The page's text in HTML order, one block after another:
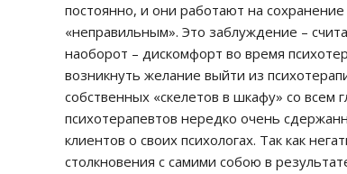
постоянно, и они работают на сохранение
«неправильным». Это заблуждение –
наоборот – дискомфорт во время
возникнуть желание выйти из
собственных «скелетов в шкафу» со всем
психотерапевтов нередко очень
клиентов о своих психологах. Так как
столкновения с самими собою в